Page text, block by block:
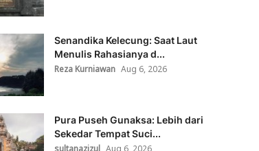
Senandika Kelecung: Saat Laut
Menulis Rahasianya d...
Reza Kurniawan Aug 6, 2026
Pura Puseh Gunaksa: Lebih dari
Sekedar Tempat Suci...